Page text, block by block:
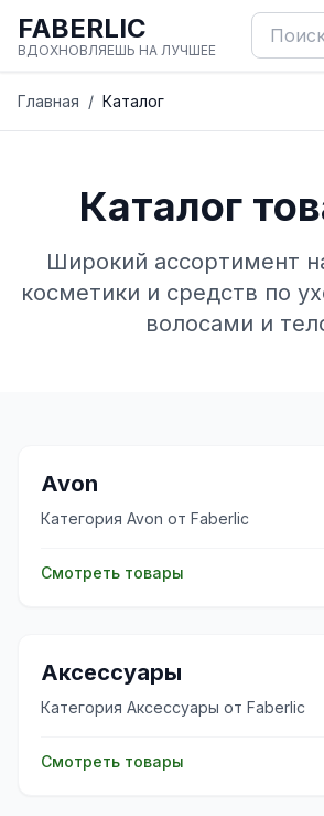
FABERLIC
ВДОХНОВЛЯЕШЬ НА ЛУЧШЕЕ
Главная / Каталог
Каталог
Широкий ассортимент
косметики и средств по
волосами и
✨
Avon
Категория Avon от Faberlic
Смотреть товары
✨
Аксессуары
Категория Аксессуары от Faberlic
Смотреть товары